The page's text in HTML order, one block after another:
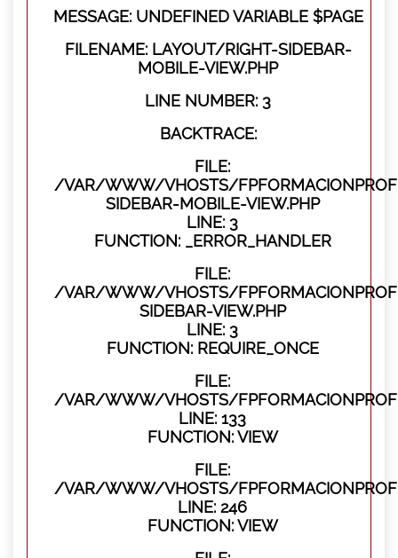
MESSAGE: UNDEFINED VARIABLE $PAGE
FILENAME: LAYOUT/RIGHT-SIDEBAR-
MOBILE-VIEW.PHP
LINE NUMBER: 3
BACKTRACE:
FILE:
/VAR/WWW/VHOSTS/
SIDEBAR-MOBILE-VIEW.PHP
LINE: 3
FUNCTION: _ERROR_HANDLER
FILE:
/VAR/WWW/VHOSTS/
SIDEBAR-VIEW.PHP
LINE: 3
FUNCTION: REQUIRE_ONCE
FILE:
/VAR/WWW/VHOSTS/
LINE: 133
FUNCTION: VIEW
FILE:
/VAR/WWW/VHOSTS/
LINE: 246
FUNCTION: VIEW